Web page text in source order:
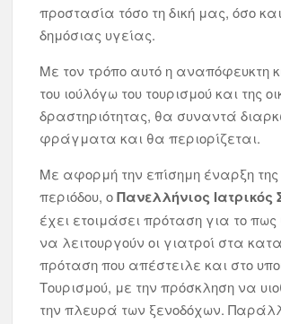
προστασία τόσο τη δική μας, όσο
δημόσιας υγείας.
Με τον τρόπο αυτό η αναπόφευκτη
του ιούλόγω του τουρισμού και της
δραστηριότητας, θα συναντά
φράγματα και θα περιορίζεται.
Με αφορμή την επίσημη έναρξη της
περιόδου, οΠανελλήνιος Ιατρικός
έχει ετοιμάσει πρόταση για το
να λειτουργούν οι γιατροί στα
πρόταση που απέστειλε και στο
Τουρισμού, με την πρόσκληση να
την πλευρά των ξενοδόχων.